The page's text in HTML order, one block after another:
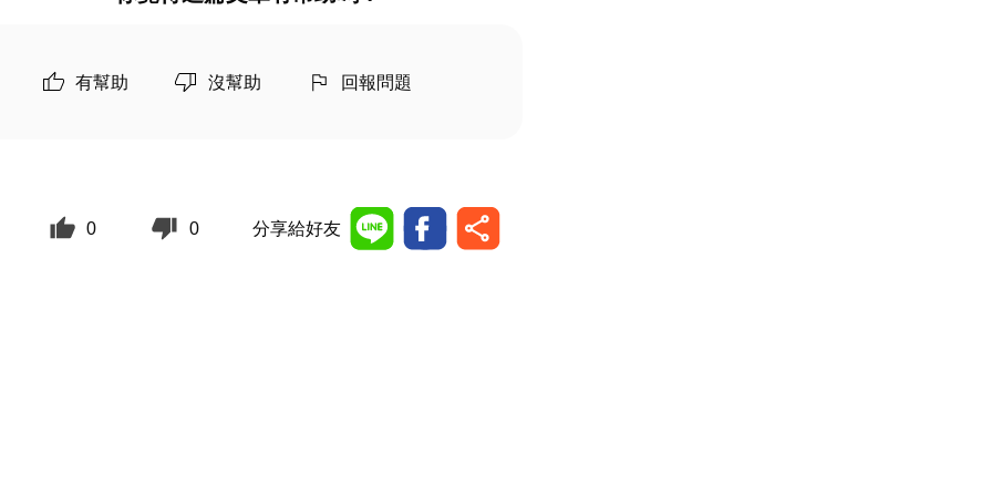
有幫助 沒幫助 回報問題
0 0 分享給好友